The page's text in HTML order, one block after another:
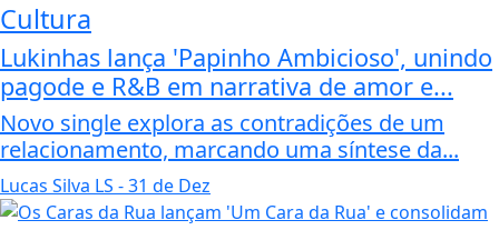
Cultura
Lukinhas lança 'Papinho Ambicioso', unindo
pagode e R&B em narrativa de amor e...
Novo single explora as contradições de um
relacionamento, marcando uma síntese da...
Lucas Silva LS - 31 de Dez